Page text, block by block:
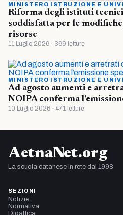
MINISTERO ISTRUZIONE E
Riforma degli istituti
soddisfatta per le
risorse
11 Luglio 2026 · 369 letture
MINISTERO ISTRUZIONE E
Ad agosto aumenti e
NOIPA conferma
10 Luglio 2026 · 471 letture
AetnaNet.org
La scuola catanese in rete dal 1998
SEZIONI
Notizie
Normativa
Didattica